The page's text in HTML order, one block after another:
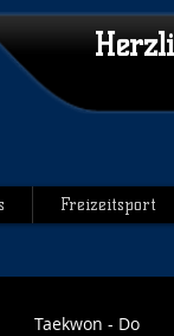
Freizeitsport
Taekwon - Do